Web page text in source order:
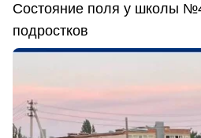
Состояние поля у школы
подростков